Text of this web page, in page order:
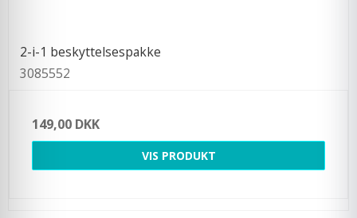
2-i-1 beskyttelsespakke
3085552
149,00 DKK
VIS PRODUKT